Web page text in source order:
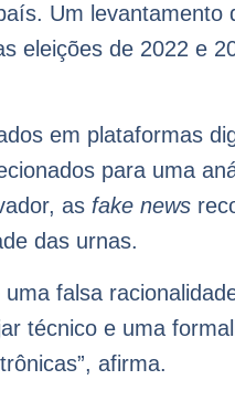
Um levantamento
eleições de 2022 e
em plataformas
para uma
as fake news
das urnas.
falsa
técnico e uma
afirma.